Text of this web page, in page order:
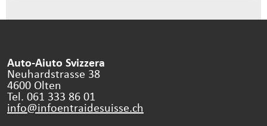
Auto-Aiuto Svizzera
Neuhardstrasse 38
4600 Olten
Tel. 061 333 86 01
info@infoentraidesuisse.ch